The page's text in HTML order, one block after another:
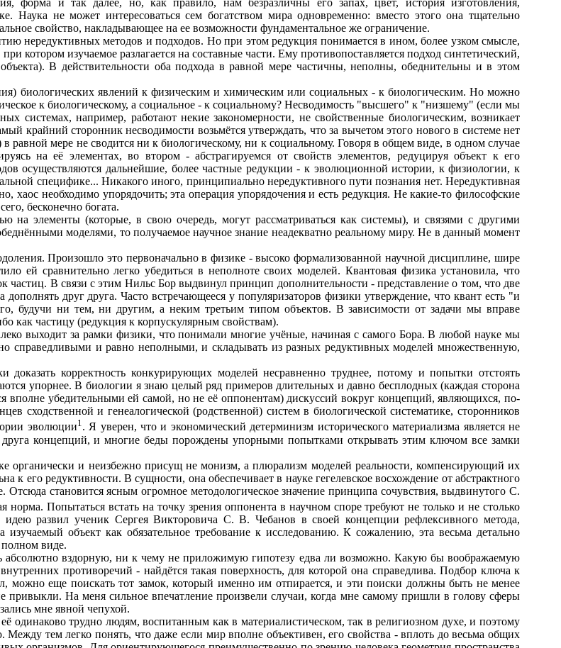
форма и так далее, но, как правило, нам безразличны его запах, цвет, история изготовления,
Наука не может интересоваться сем богатством мира одновременно: вместо этого она тщательно
свойство, накладывающее на ее возможности фундаментальное же ограничение.
нередуктивных методов и подходов. Но при этом редукция понимается в ином, более узком смысле,
котором изучаемое разлагается на составные части. Ему противопоставляется подход синтетический,
В действительности оба подхода в равной мере частичны, неполны, обеднительны и в этом
биологических явлений к физическим и химическим или социальных - к биологическим. Но можно
к биологическому, а социальное - к социальному? Несводимость "высшего" к "низшему" (если мы
системах, например, работают некие закономерности, не свойственные биологическим, возникает
крайний сторонник несводимости возьмётся утверждать, что за вычетом этого нового в системе нет
равной мере не сводится ни к биологическому, ни к социальному. Говоря в общем виде, в одном случае
на её элементах, во втором - абстрагируемся от свойств элементов, редуцируя объект к его
осуществляются дальнейшие, более частные редукции - к эволюционной истории, к физиологии, к
специфике... Никакого иного, принципиально нередуктивного пути познания нет. Нередуктивная
хаос необходимо упорядочить; эта операция упорядочения и есть редукция. Не какие-то философские
бесконечно богата.
элементы (которые, в свою очередь, могут рассматриваться как системы), и связями с другими
моделями, то получаемое научное знание неадекватно реальному миру. Не в данный момент
Произошло это первоначально в физике - высоко формализованной научной дисциплине, шире
ей сравнительно легко убедиться в неполноте своих моделей. Квантовая физика установила, что
частиц. В связи с этим Нильс Бор выдвинул принцип дополнительности - представление о том, что две
друг друга. Часто встречающееся у популяризаторов физики утверждение, что квант есть "и
будучи ни тем, ни другим, а неким третьим типом объектов. В зависимости от задачи мы вправе
как частицу (редукция к корпускулярным свойствам).
выходит за рамки физики, что понимали многие учёные, начиная с самого Бора. В любой науке мы
справедливыми и равно неполными, и складывать из разных редуктивных моделей множественную,
корректность конкурирующих моделей несравненно труднее, потому и попытки отстоять
упорнее. В биологии я знаю целый ряд примеров длительных и давно бесплодных (каждая сторона
вполне убедительными ей самой, но не её оппонентам) дискуссий вокруг концепций, являющихся, по-
сходственной и генеалогической (родственной) систем в биологической систематике, сторонников
эволюции1. Я уверен, что и экономический детерминизм исторического материализма является не
концепций, и многие беды порождены упорными попытками открывать этим ключом все замки
и неизбежно присущ не монизм, а плюрализм моделей реальности, компенсирующий их
к его редуктивности. В сущности, она обеспечивает в науке гегелевское восхождение от абстрактного
Отсюда становится ясным огромное методологическое значение принципа сочувствия, выдвинутого С.
норма. Попытаться встать на точку зрения оппонента в научном споре требуют не только и не столько
идею развил ученик Сергея Викторовича С. В. Чебанов в своей концепции рефлексивного метода,
объект как обязательное требование к исследованию. К сожалению, эта весьма детально
полном виде.
вздорную, ни к чему не приложимую гипотезу едва ли возможно. Какую бы воображаемую
противоречий - найдётся такая поверхность, для которой она справедлива. Подбор ключа к
можно еще поискать тот замок, который именно им отпирается, и эти поиски должны быть не менее
На меня сильное впечатление произвели случаи, когда мне самому пришли в голову сферы
мне явной чепухой.
трудно людям, воспитанным как в материалистическом, так в религиозном духе, и поэтому
Между тем легко понять, что даже если мир вполне объективен, его свойства - вплоть до весьма общих